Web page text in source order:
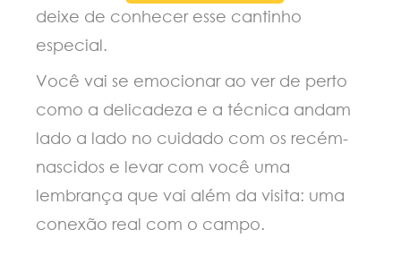
deixe de conhecer esse cantinho
especial.
Você vai se emocionar ao ver de perto
como a delicadeza e a técnica andam
lado a lado no cuidado com os recém-
nascidos e levar com você uma
lembrança que vai além da visita: uma
conexão real com o campo.